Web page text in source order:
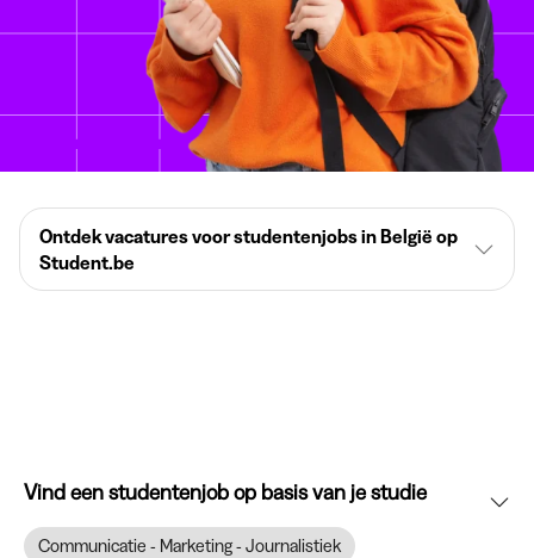
Ontdek vacatures voor studentenjobs in België op
Student.be
Vind een studentenjob op basis van je studie
Communicatie - Marketing - Journalistiek